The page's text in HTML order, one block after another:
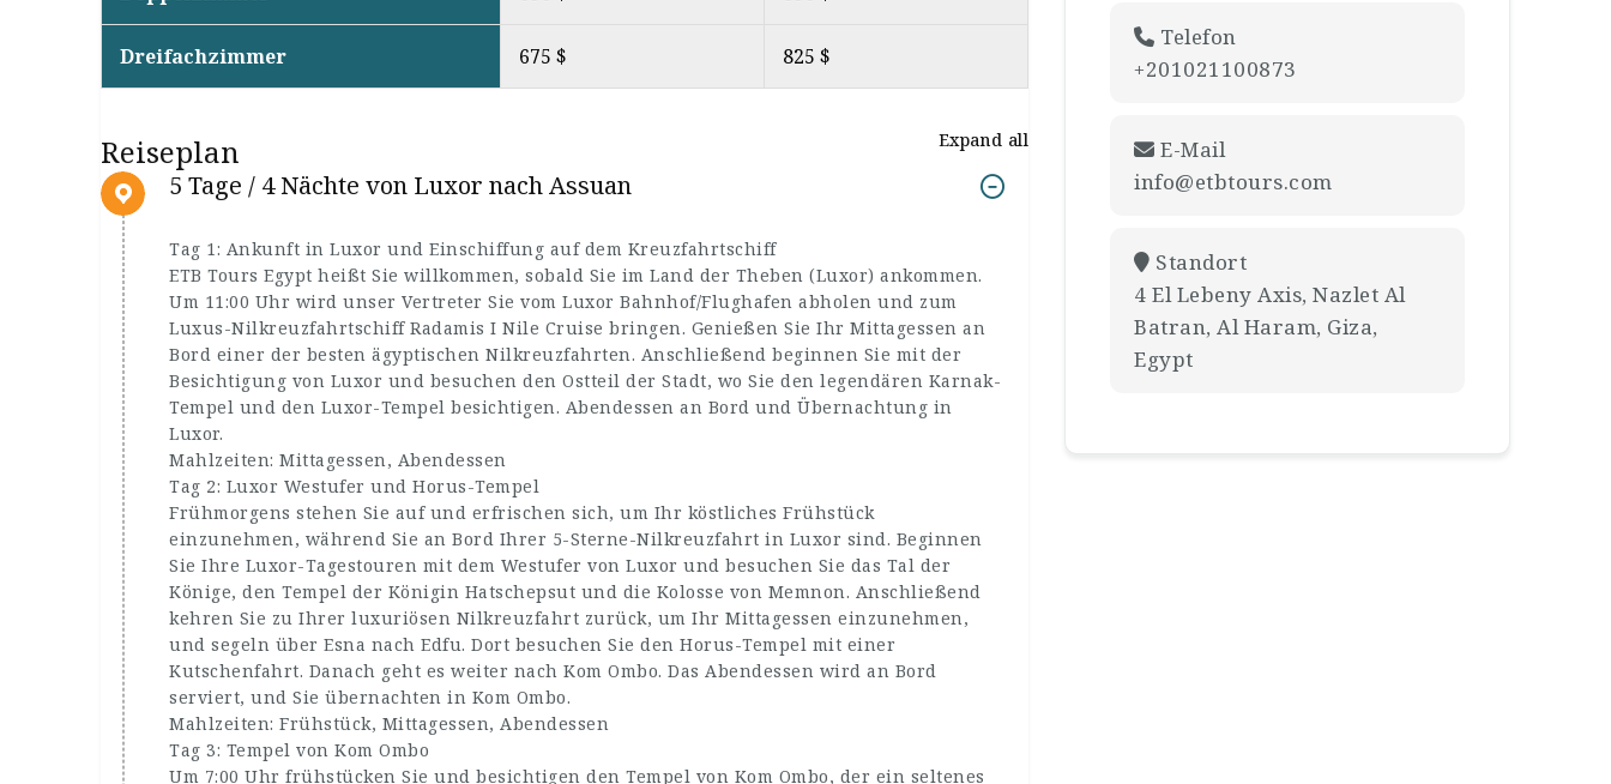
Dreifachzimmer 675 $ 825 $
Reiseplan Expand all
5 Tage / 4 Nächte von Luxor nach Assuan
Tag 1: Ankunft in Luxor und Einschiffung auf dem Kreuzfahrtschiff
ETB Tours Egypt heißt Sie willkommen, sobald Sie im Land der Theben (Luxor) ankommen.
Um 11:00 Uhr wird unser Vertreter Sie vom Luxor Bahnhof/Flughafen abholen und zum
Luxus-Nilkreuzfahrtschiff Radamis I Nile Cruise bringen. Genießen Sie Ihr Mittagessen an
Bord einer der besten ägyptischen Nilkreuzfahrten. Anschließend beginnen Sie mit der
Besichtigung von Luxor und besuchen den Ostteil der Stadt, wo Sie den legendären Karnak-
Tempel und den Luxor-Tempel besichtigen. Abendessen an Bord und Übernachtung in
Luxor.
Mahlzeiten: Mittagessen, Abendessen
Tag 2: Luxor Westufer und Horus-Tempel
Frühmorgens stehen Sie auf und erfrischen sich, um Ihr köstliches Frühstück
einzunehmen, während Sie an Bord Ihrer 5-Sterne-Nilkreuzfahrt in Luxor sind. Beginnen
Sie Ihre Luxor-Tagestouren mit dem Westufer von Luxor und besuchen Sie das Tal der
Könige, den Tempel der Königin Hatschepsut und die Kolosse von Memnon. Anschließend
kehren Sie zu Ihrer luxuriösen Nilkreuzfahrt zurück, um Ihr Mittagessen einzunehmen,
und segeln über Esna nach Edfu. Dort besuchen Sie den Horus-Tempel mit einer
Kutschenfahrt. Danach geht es weiter nach Kom Ombo. Das Abendessen wird an Bord
serviert, und Sie übernachten in Kom Ombo.
Mahlzeiten: Frühstück, Mittagessen, Abendessen
Tag 3: Tempel von Kom Ombo
Um 7:00 Uhr frühstücken Sie und besichtigen den Tempel von Kom Ombo, der ein seltenes
Telefon
+201021100873
E-Mail
info@etbtours.com
Standort
4 El Lebeny Axis, Nazlet Al
Batran, Al Haram, Giza,
Egypt